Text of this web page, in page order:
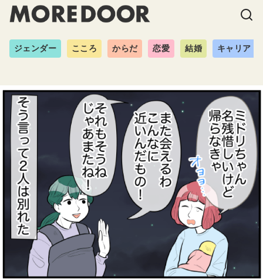
ジェンダー こころ からだ 恋愛 結婚 キャリア